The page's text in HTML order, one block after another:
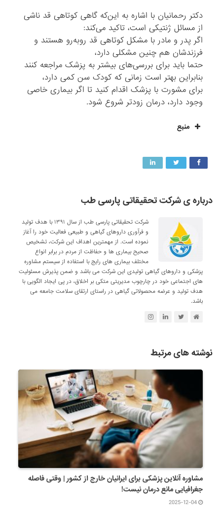
دکتر رحمانیان با اشاره به این‌که گاهی کوتاهی قد ناشی
از مسائل ژنتیکی است، تاکید می‌کند:
اگر پدر و مادر با مشکل کوتاهی قد روبه‌رو هستند و
فرزندشان هم چنین مشکلی دارد،
حتما باید برای بررسی‌های بیشتر به پزشک مراجعه کنند
بنابراین بهتر است زمانی که کودک سن کمی دارد،
برای مشورت با پزشک اقدام کنید تا اگر بیماری خاصی
وجود دارد، درمان زودتر شروع شود.
منبع
درباره ی شرکت تحقیقاتی پارسی طب
شرکت تحقیقاتی پارسی طب از سال ۱۳۹۱ با هدف تولید
و فرآوری داروهای گیاهی و طبیعی فعالیت خود را آغاز
نموده است. از مهمترین اهداف این شرکت، تشخیص
صحیح بیماری ها و حفاظت از مردم در برابر انواع
مختلف بیماری های رایج با استفاده از سیستم مشاوره
پزشکی و داروهای گیاهی تولیدی این شرکت می باشد و ضمن پذیرش مسئولیت
های اجتماعی خود در چارچوب مدیریتی متکی بر اخلاق، در پی ایجاد الگویی با
هدف تولید و عرضه محصولاتی گیاهی در راستای ارتقای سلامت جامعه می
باشد.
نوشته های مرتبط
مشاوره آنلاین پزشکی برای ایرانیان خارج از کشور | وقتی فاصله
جغرافیایی مانع درمان نیست!
2025-12-04